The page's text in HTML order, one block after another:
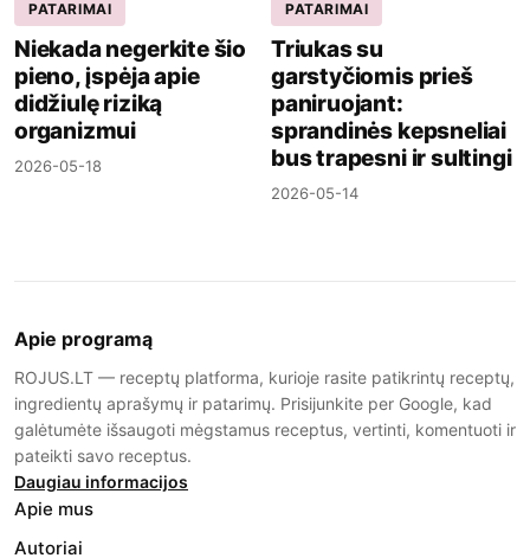
PATARIMAI
Niekada negerkite šio
pieno, įspėja apie
didžiulę riziką
organizmui
2026-05-18
PATARIMAI
Triukas su
garstyčiomis prieš
paniruojant:
sprandinės kepsneliai
bus trapesni ir sultingi
2026-05-14
Apie programą
ROJUS.LT — receptų platforma, kurioje rasite patikrintų receptų,
ingredientų aprašymų ir patarimų. Prisijunkite per Google, kad
galėtumėte išsaugoti mėgstamus receptus, vertinti, komentuoti ir
pateikti savo receptus.
Daugiau informacijos
Apie mus
Autoriai